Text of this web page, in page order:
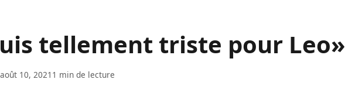
tellement triste pour Leo»
août 10, 2021 1 min de lecture